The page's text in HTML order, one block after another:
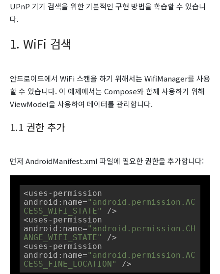
UPnP 기기 검색을 위한 기본적인 구현 방법을 학습할 수 있습니
다.
1. WiFi 검색
안드로이드에서 WiFi 스캔을 하기 위해서는 WifiManager를 사용
할 수 있습니다. 이 예제에서는 Compose와 함께 사용하기 위해
ViewModel을 사용하여 데이터를 관리합니다.
1.1 권한 추가
먼저 AndroidManifest.xml 파일에 필요한 권한을 추가합니다:
<uses-permission
android:name="android.permission.AC
CESS_WIFI_STATE"
/>
<uses-permission
android:name="android.permission.CH
ANGE_WIFI_STATE"
/>
<uses-permission
android:name="android.permission.AC
CESS_FINE_LOCATION"
/>